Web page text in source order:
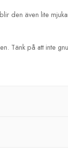
den även lite
Tänk på att inte